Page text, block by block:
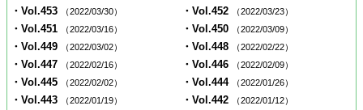
・Vol.453 （2022/03/30） ・Vol.452 （2022/03/23）
・Vol.451 （2022/03/16） ・Vol.450 （2022/03/09）
・Vol.449 （2022/03/02） ・Vol.448 （2022/02/22）
・Vol.447 （2022/02/16） ・Vol.446 （2022/02/09）
・Vol.445 （2022/02/02） ・Vol.444 （2022/01/26）
・Vol.443 （2022/01/19） ・Vol.442 （2022/01/12）